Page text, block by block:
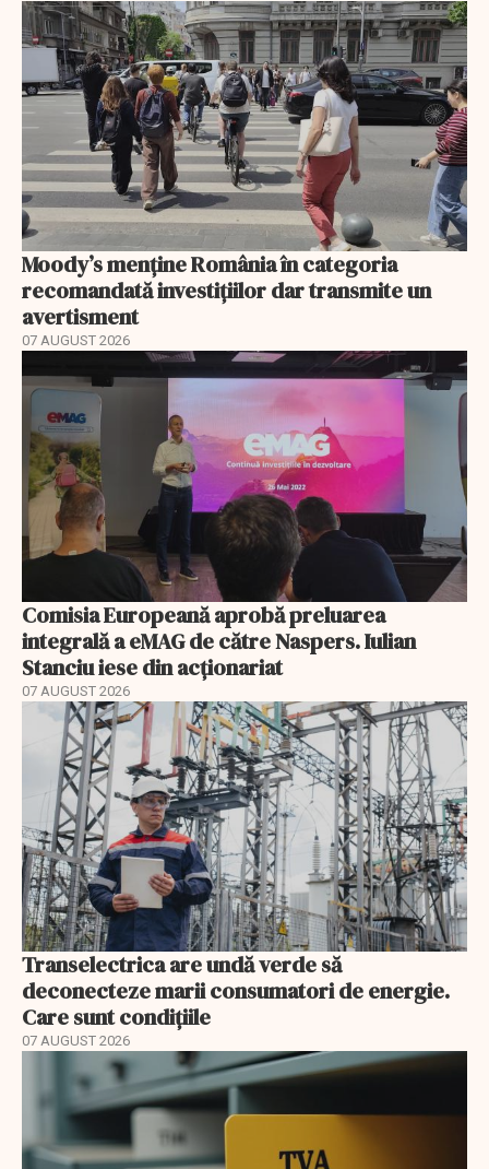
Moody’s menține România în categoria
recomandată investițiilor dar transmite un
avertisment
07 AUGUST 2026
Comisia Europeană aprobă preluarea
integrală a eMAG de către Naspers. Iulian
Stanciu iese din acționariat
07 AUGUST 2026
Transelectrica are undă verde să
deconecteze marii consumatori de energie.
Care sunt condițiile
07 AUGUST 2026